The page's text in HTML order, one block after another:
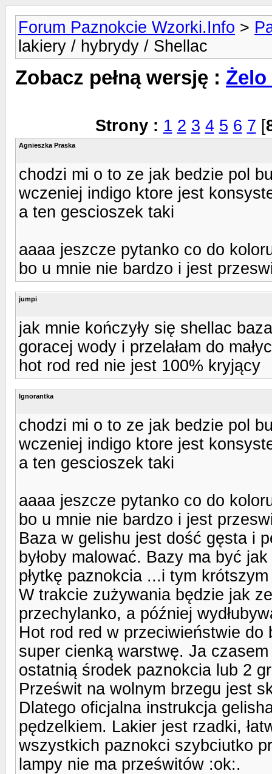
Forum Paznokcie Wzorki.Info >
lakiery / hybrydy / Shellac
Zobacz pełną wersję :
Strony : 1 2 3 4 5 6 7 [
Agnieszka Praska
chodzi mi o to ze jak bedzie pol
wczeniej indigo ktore jest
a ten gescioszek taki
aaaa jeszcze pytanko co do
bo u mnie nie bardzo i jest
jumpi
jak mnie kończyły się shellac
goracej wody i przelałam do
hot rod red nie jest 100% kryjący
Ignorantka
chodzi mi o to ze jak bedzie pol
wczeniej indigo ktore jest
a ten gescioszek taki
aaaa jeszcze pytanko co do
bo u mnie nie bardzo i jest
Baza w gelishu jest dość gęsta i
byłoby malować. Bazy ma być
płytkę paznokcia ...i tym
W trakcie zużywania będzie jak
przechylanko, a później
Hot rod red w przeciwieństwie do
super cienką warstwę. Ja
ostatnią środek paznokcia lub 2
Prześwit na wolnym brzegu jest
Dlatego oficjalna instrukcja
pędzelkiem. Lakier jest rzadki,
wszystkich paznokci szybciutko
lampy nie ma prześwitów :ok:.